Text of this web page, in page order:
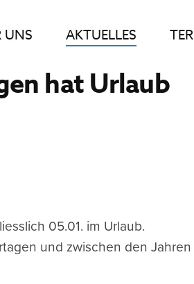
UNS AKTUELLES
hat Urlaub
05.01. im Urlaub.
und zwischen den